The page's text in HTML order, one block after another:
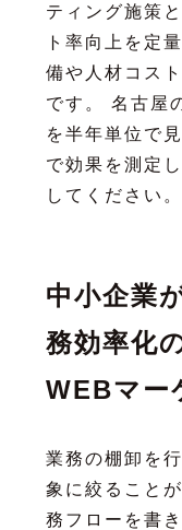
ティング施策
ト率向上を定
備や人材コス
です。 名古屋
を半年単位で
で効果を測定
してください。
中小企業
務効率化
WEBマー
業務の棚卸を
象に絞ること
務フローを書